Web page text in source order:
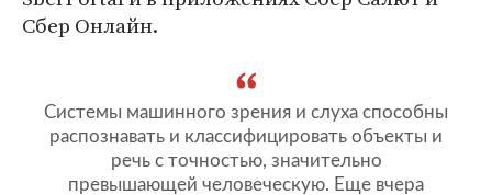
Сбер Онлайн.
Системы машинного зрения и слуха способны
распознавать и классифицировать объекты и
речь с точностью, значительно
превышающей человеческую. Еще вчера